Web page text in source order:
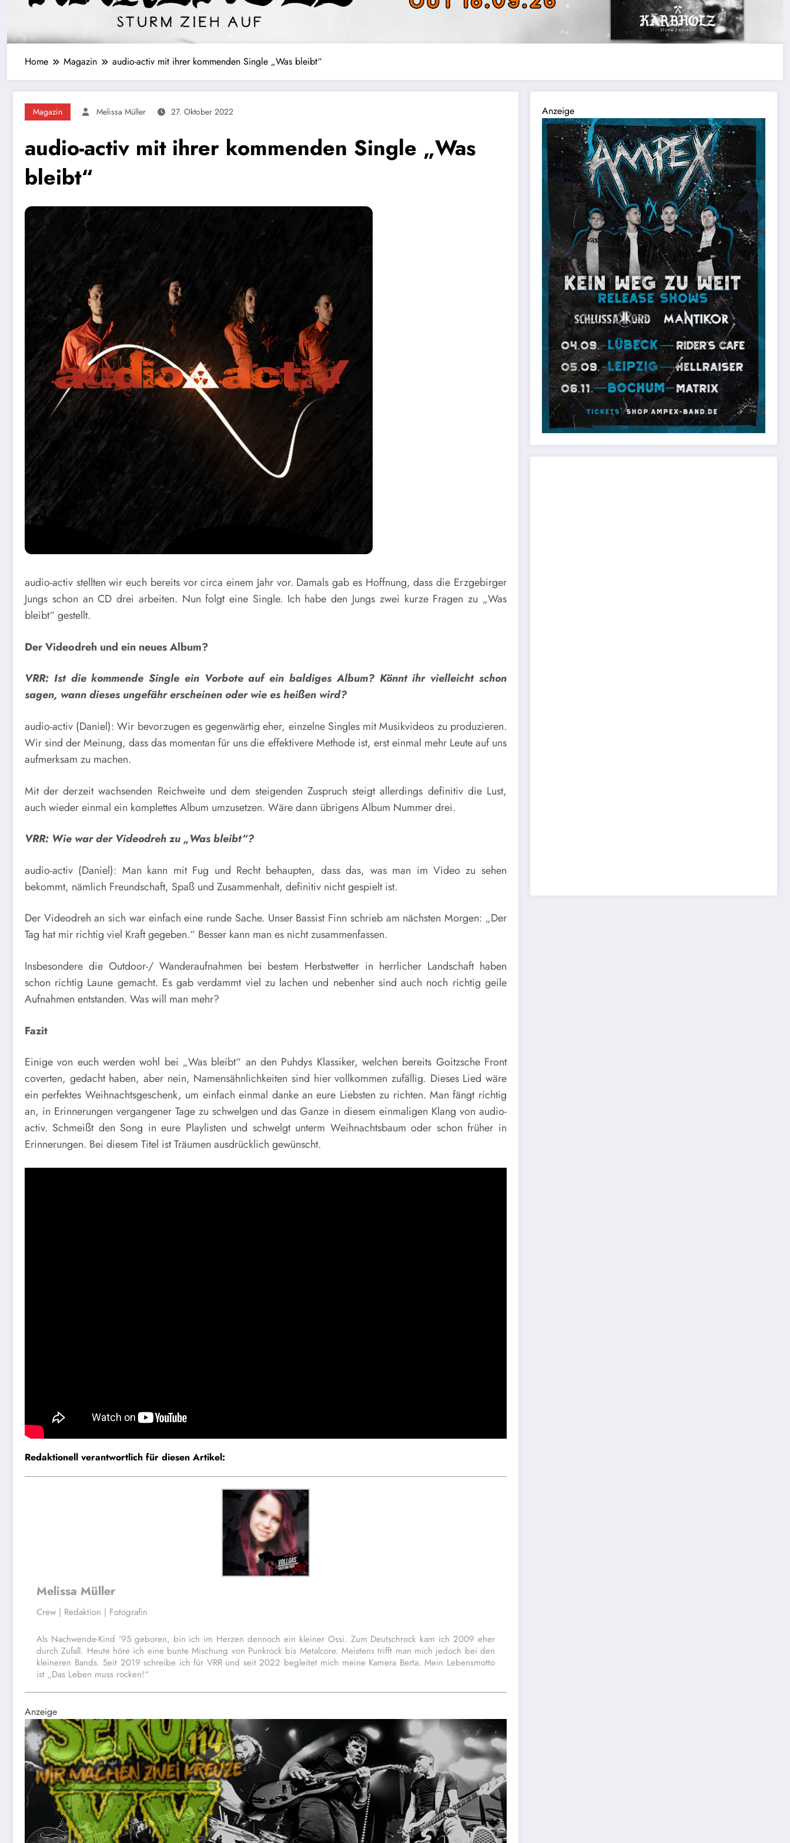
Home Magazin audio-activ mit ihrer kommenden Single „Was bleibt“
Magazin Melissa Müller 27. Oktober 2022
audio-activ mit ihrer kommenden Single „Was
bleibt“
audio-activ stellten wir euch bereits vor circa einem Jahr vor. Damals gab es Hoffnung, dass die Erzgebirger
Jungs schon an CD drei arbeiten. Nun folgt eine Single. Ich habe den Jungs zwei kurze Fragen zu „Was
bleibt“ gestellt.
Der Videodreh und ein neues Album?
VRR: Ist die kommende Single ein Vorbote auf ein baldiges Album? Könnt ihr vielleicht schon
sagen, wann dieses ungefähr erscheinen oder wie es heißen wird?
audio-activ (Daniel): Wir bevorzugen es gegenwärtig eher, einzelne Singles mit Musikvideos zu produzieren.
Wir sind der Meinung, dass das momentan für uns die effektivere Methode ist, erst einmal mehr Leute auf uns
aufmerksam zu machen.
Mit der derzeit wachsenden Reichweite und dem steigenden Zuspruch steigt allerdings definitiv die Lust,
auch wieder einmal ein komplettes Album umzusetzen. Wäre dann übrigens Album Nummer drei.
VRR: Wie war der Videodreh zu „Was bleibt“?
audio-activ (Daniel): Man kann mit Fug und Recht behaupten, dass das, was man im Video zu sehen
bekommt, nämlich Freundschaft, Spaß und Zusammenhalt, definitiv nicht gespielt ist.
Der Videodreh an sich war einfach eine runde Sache. Unser Bassist Finn schrieb am nächsten Morgen: „Der
Tag hat mir richtig viel Kraft gegeben.“ Besser kann man es nicht zusammenfassen.
Insbesondere die Outdoor-/ Wanderaufnahmen bei bestem Herbstwetter in herrlicher Landschaft haben
schon richtig Laune gemacht. Es gab verdammt viel zu lachen und nebenher sind auch noch richtig geile
Aufnahmen entstanden. Was will man mehr?
Fazit
Einige von euch werden wohl bei „Was bleibt“ an den Puhdys Klassiker, welchen bereits Goitzsche Front
coverten, gedacht haben, aber nein, Namensähnlichkeiten sind hier vollkommen zufällig. Dieses Lied wäre
ein perfektes Weihnachtsgeschenk, um einfach einmal danke an eure Liebsten zu richten. Man fängt richtig
an, in Erinnerungen vergangener Tage zu schwelgen und das Ganze in diesem einmaligen Klang von audio-
activ. Schmeißt den Song in eure Playlisten und schwelgt unterm Weihnachtsbaum oder schon früher in
Erinnerungen. Bei diesem Titel ist Träumen ausdrücklich gewünscht.
Redaktionell verantwortlich für diesen Artikel:
Melissa Müller
Crew | Redaktion | Fotografin
Als Nachwende-Kind '95 geboren, bin ich im Herzen dennoch ein kleiner Ossi. Zum Deutschrock kam ich 2009 eher
durch Zufall. Heute höre ich eine bunte Mischung von Punkrock bis Metalcore. Meistens trifft man mich jedoch bei den
kleineren Bands. Seit 2019 schreibe ich für VRR und seit 2022 begleitet mich meine Kamera Berta. Mein Lebensmotto
ist „Das Leben muss rocken!“
Anzeige
Anzeige